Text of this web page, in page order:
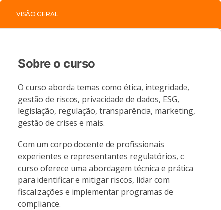
VISÃO GERAL
Sobre o curso
O curso aborda temas como ética, integridade,
gestão de riscos, privacidade de dados, ESG,
legislação, regulação, transparência, marketing,
gestão de crises e mais.
Com um corpo docente de profissionais
experientes e representantes regulatórios, o
curso oferece uma abordagem técnica e prática
para identificar e mitigar riscos, lidar com
fiscalizações e implementar programas de
compliance.